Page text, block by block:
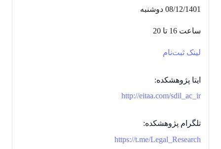
08/12/1401 دوشنبه
ساعت 16 تا 20
لینک ثبت‌نام
ایتا پژوهشکده:
http://eitaa.com/sdil_ac_ir
تلگرام پژوهشکده:
https://t.me/Legal_Research